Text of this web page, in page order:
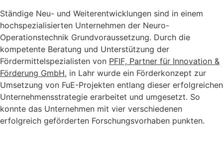
Ständige Neu- und Weiterentwicklungen sind in einem
hochspezialisierten Unternehmen der Neuro-
Operationstechnik Grundvoraussetzung. Durch die
kompetente Beratung und Unterstützung der
Fördermittelspezialisten von PFIF, Partner für Innovation &
Förderung GmbH, in Lahr wurde ein Förderkonzept zur
Umsetzung von FuE-Projekten entlang dieser erfolgreichen
Unternehmensstrategie erarbeitet und umgesetzt. So
konnte das Unternehmen mit vier verschiedenen
erfolgreich geförderten Forschungsvorhaben punkten.